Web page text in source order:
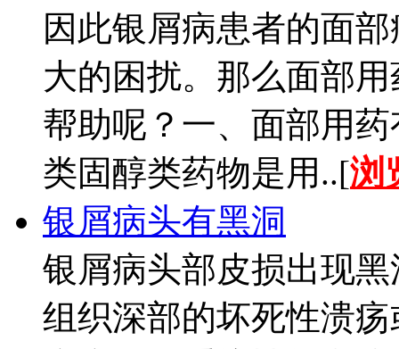
因此银屑病患者的面
大的困扰。那么面部
帮助呢？一、面部用
类固醇类药物是用..[浏
银屑病头有黑洞
银屑病头部皮损出现
组织深部的坏死性溃